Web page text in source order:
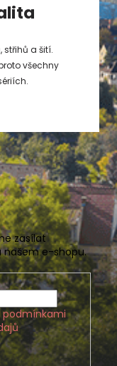
střihů a šití.
všechny
zasílat
e-shopu.
podmínkami